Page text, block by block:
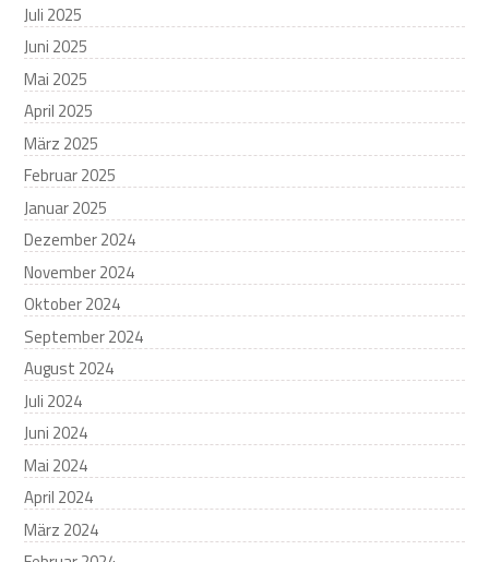
Juli 2025
Juni 2025
Mai 2025
April 2025
März 2025
Februar 2025
Januar 2025
Dezember 2024
November 2024
Oktober 2024
September 2024
August 2024
Juli 2024
Juni 2024
Mai 2024
April 2024
März 2024